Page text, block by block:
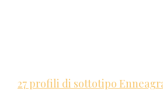
27 profili di sottotipo